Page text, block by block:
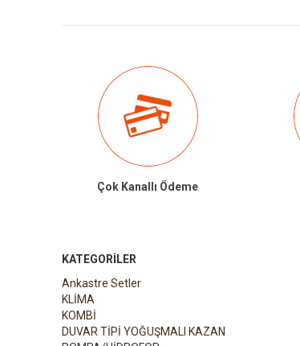
Çok Kanallı Ödeme
KATEGORILER
Ankastre Setler
KLİMA
KOMBİ
DUVAR TİPİ YOĞUŞMALI KAZAN